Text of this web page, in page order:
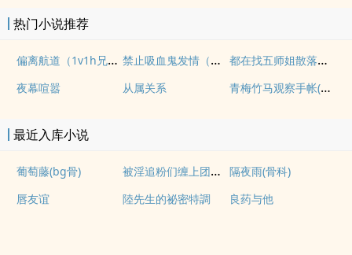
热门小说推荐
偏离航道（1v1h兄妹骨科bg） 禁止吸血鬼发情（姐狗高H 1v1） 都在找五师姐散落的法宝
夜幕喧嚣 从属关系 青梅竹马观察手帐(1v1)
最近入库小说
葡萄藤(bg骨) 被淫追粉们缠上团播女主播(露出NPH)
隔夜雨(骨科)
唇友谊
陸先生的祕密特調 良药与他